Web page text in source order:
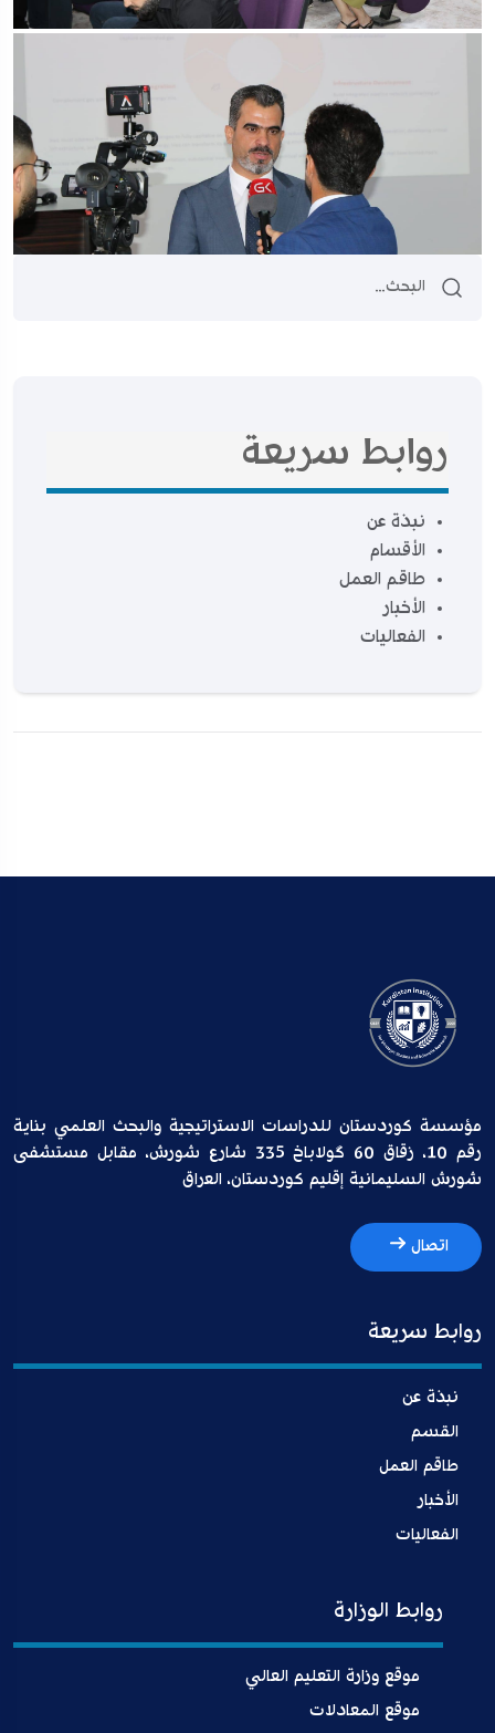
روابط سريعة
نبذة عن
الأقسام
طاقم العمل
الأخبار
الفعاليات
مؤسسة كوردستان للدراسات الاستراتيجية والبحث العلمي بناية
رقم 10، زقاق 60 گولاباخ 335 شارع شورش، مقابل مستشفى
شورش السليمانية إقليم كوردستان، العراق
اتصال
روابط سريعة
نبذة عن
القسم
طاقم العمل
الأخبار
الفعاليات
روابط الوزارة
موقع وزارة التعليم العالي
موقع المعادلات